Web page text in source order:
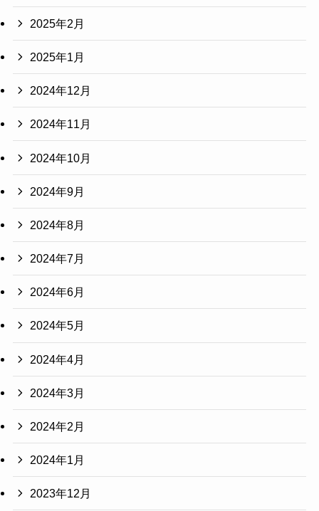
2025年2月
2025年1月
2024年12月
2024年11月
2024年10月
2024年9月
2024年8月
2024年7月
2024年6月
2024年5月
2024年4月
2024年3月
2024年2月
2024年1月
2023年12月